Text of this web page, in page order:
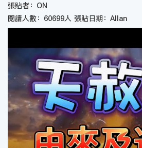
張貼者：ON
閱讀人數：60699人 張貼日期：Allan